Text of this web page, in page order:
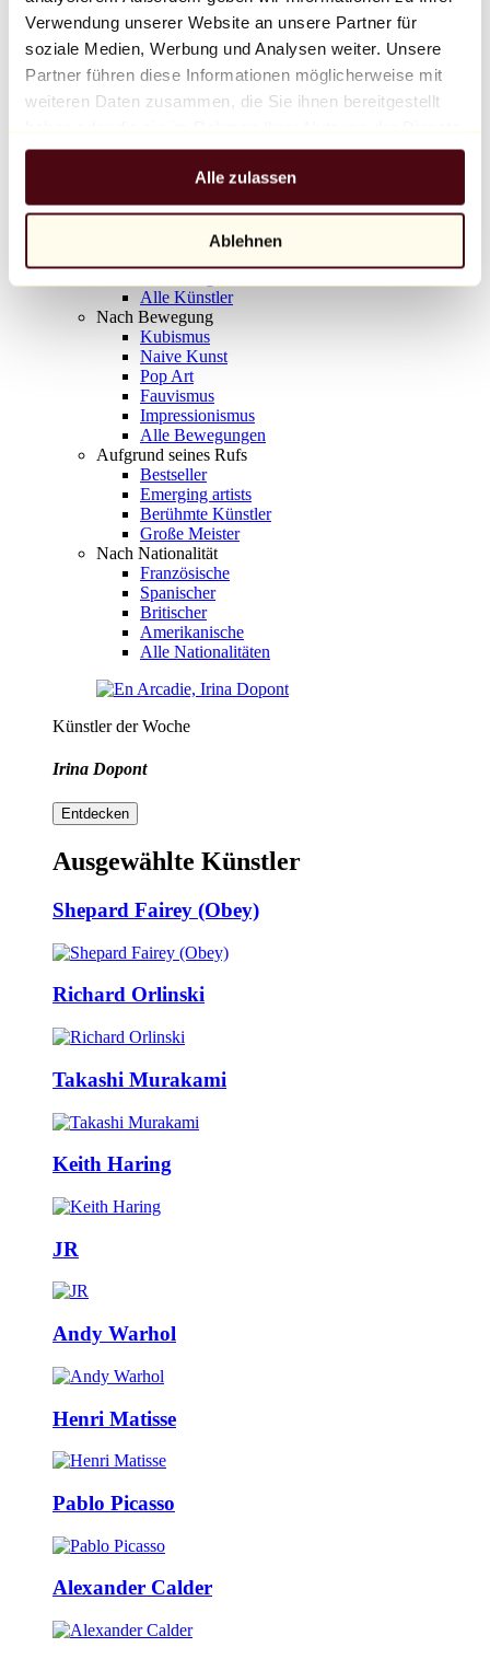
Verwendung unserer Website an unsere Partner für
soziale Medien, Werbung und Analysen weiter. Unsere
Partner führen diese Informationen möglicherweise mit
weiteren Daten zusammen, die Sie ihnen bereitgestellt
gesammelt haben.
Alle zulassen
Ablehnen
Balloon Dog (Orange)
Jeff Koons
10.000 €
Entdecken
Alle Bildhauer
Alle Fotografen
Alle Künstler
Nach Bewegung
Kubismus
Naive Kunst
Pop Art
Fauvismus
Impressionismus
Alle Bewegungen
Aufgrund seines Rufs
Bestseller
Emerging artists
Berühmte Künstler
Große Meister
Nach Nationalität
Französische
Spanischer
Britischer
Amerikanische
Alle Nationalitäten
Künstler der Woche
Irina Dopont
Entdecken
Ausgewählte Künstler
Shepard Fairey (Obey)
Richard Orlinski
Takashi Murakami
Keith Haring
JR
Andy Warhol
Henri Matisse
Pablo Picasso
Alexander Calder